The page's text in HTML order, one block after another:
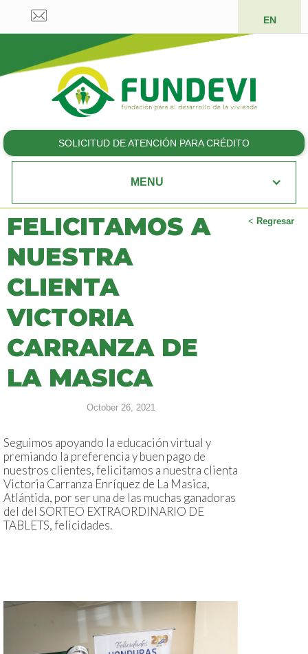
EN
SOLICITUD DE ATENCIÓN PARA CRÉDITO
MENU
< Regresar
FELICITAMOS A
NUESTRA
CLIENTA
VICTORIA
CARRANZA DE
LA MASICA
October 26, 2021
Seguimos apoyando la educación virtual y
premiando la preferencia y buen pago de
nuestros clientes, felicitamos a nuestra clienta
Victoria Carranza Enríquez de La Masica,
Atlántida, por ser una de las muchas ganadoras
del del SORTEO EXTRAORDINARIO DE
TABLETS, felicidades.